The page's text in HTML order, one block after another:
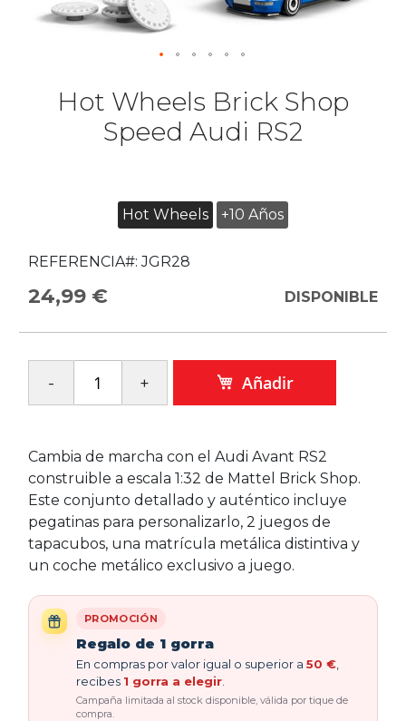
Hot Wheels Brick Shop
Speed Audi RS2
Hot Wheels +10 Años
REFERENCIA#: JGR28
24,99 € DISPONIBLE
Añadir
Cambia de marcha con el Audi Avant RS2
construible a escala 1:32 de Mattel Brick Shop.
Este conjunto detallado y auténtico incluye
pegatinas para personalizarlo, 2 juegos de
tapacubos, una matrícula metálica distintiva y
un coche metálico exclusivo a juego.
PROMOCIÓN
Regalo de 1 gorra
En compras por valor igual o superior a 50 €
recibes 1 gorra a elegir
Campaña limitada al stock disponible, válida por tique de
compra.